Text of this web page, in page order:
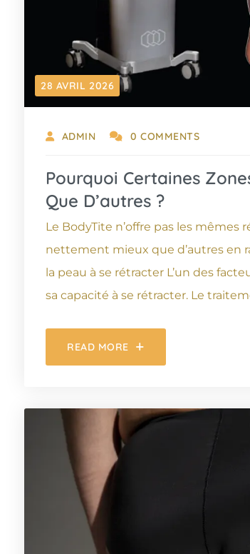
28 AVRIL 2026
ADMIN 0 COMMENTS
Pourquoi Certaines
Que D’autres ?
Le BodyTite n’offre pas les
nettement mieux que d’autres en
la peau à se rétracter L’un des
sa capacité à se rétracter. Le
READ MORE